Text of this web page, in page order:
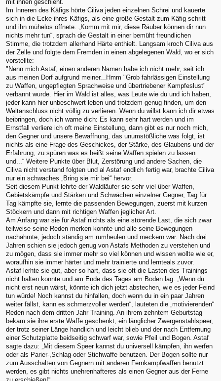
mit ihnen geschieht.
Im Inneren des Käfigs hörte Ciliva jeden einzelnen Schrei und kauerte
sich in die Ecke ihres Käfigs, als eine große Gestalt zum Käfig schritt
und ihn mühelos öffnete. „Komm mit mir, diese Räuber können dir nun
nichts mehr tun“, sprach die Gestalt in einer bemüht freundlichen
Stimme, die trotzdem allerhand Härte enthielt. Langsam kroch Ciliva aus
der Zelle und folgte dem Fremden in einen abgelegenen Wald, wo er sich
vorstellte:
"Nenn mich Astaf, einen anderen Namen habe ich nicht mehr, seit ich
aus meinen Dorf aufgrund meiner...Hmm "Grob fahrlässigen Einstellung
zu Waffen, ungepflegten Sprachweise und übertriebener Kampfeslust"
verbannt wurde. Hier im Wald ist alles, was Leute wie du und ich haben,
jeder kann hier unbeschwert leben und trotzdem genug finden, um den
Weltanschluss nicht völlig zu verlieren. Wenn du willst kann ich dir etwas
beibringen, doch ich warne dich: Es kann sehr hart werden und im
Ernstfall verliere ich oft meine Einstellung, dann gibt es nur noch mich,
den Gegner und unsere Bewaffnung, das unumstößliche was folgt, ist
nichts als eine Frage des Geschickes, der Stärke, des Glaubens und der
Erfahrung, zu spüren was es heißt seine Waffen spielen zu lassen
und...“ Weitere Punkte über Blut, Zerstörung und andere Sachen, die
Ciliva nicht verstand folgten und al Astaf endlich fertig war, brachte Ciliva
nur ein schwaches „Bring sie mir bei“ hervor.
Seit diesem Punkt lehrte der Waldläufer sie sehr viel über Waffen,
Gebietskämpfe und Stärken und Schwächen einzelner Gegner, Tag für
Tag kämpfte sie, lernte die passenden Bewegungen, zuerst mit kurzen
Stöckern und dann mit richtigen Waffen jeglicher Art.
Am Anfang war sie für Astaf nichts als eine störende Last, die sich zwar
teilweise seine Reden merken konnte und alle seine Bewegungen
nachahmte, jedoch ständig am rumheulen und meckern war. Nach drei
Jahren schien sie jedoch genug von Astafs Methoden zu verstehen und
zu mögen, dass sie immer mehr so viel können und wissen wollte wie er,
woraufhin sie immer härter und mehr trainierte und lernteals zuvor.
Astaf lerhte sie gut, aber so hart, dass sie oft die Lasten des Trainings
nicht halten konnte und am Ende des Tages am Boden lag. „Wenn du
nicht erst neun wärst, könnte ich dich jetzt abstechen, wie es jeder Feind
tun würde! Noch kannst du hinfallen, doch wenn du in ein paar Jahren
weiter fällst, kann es schmerzvoller werden“, lauteten die „motivierenden“
Reden nach dem dritten Jahr Training. An ihrem zehntem Geburtstag
bekam sie ihre erste Waffe geschenkt, ein länglicher Zwergenstahlspeer,
der trotz seiner Länge handlich und leicht blieb und der nach Entfernung
einer Schutzplatte beidseitig schwarf war, sowie Pfeil und Bogen. Astaf
sagte dazu: „Mit diesem Speer kannst du universell kämpfen, ihn werfen
oder als Parier-,Schlag-oder Stichwaffe benutzen. Der Bogen sollte nur
zum Ausschalten von Gegnern mit anderen Fernkampfwaffen benutzt
werden, es gibt nichts unehrenhafteres als einen Gegner aus der Ferne